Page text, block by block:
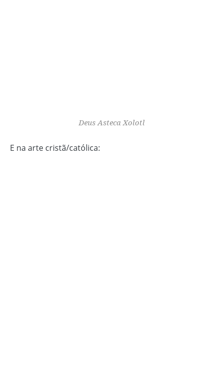
Deus Asteca Xolotl
E na arte cristã/católica: